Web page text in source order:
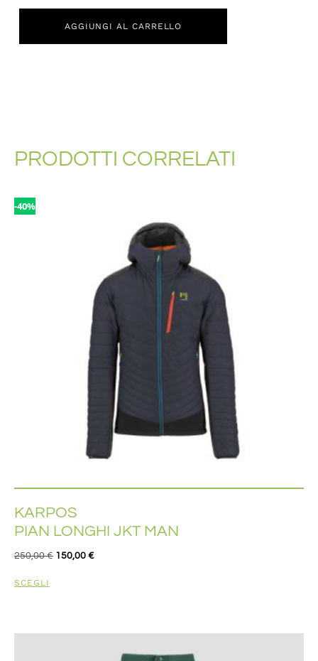
AGGIUNGI AL CARRELLO
PRODOTTI CORRELATI
-40%
KARPOS
PIAN LONGHI JKT MAN
250,00€ 150,00 €
SCEGLI